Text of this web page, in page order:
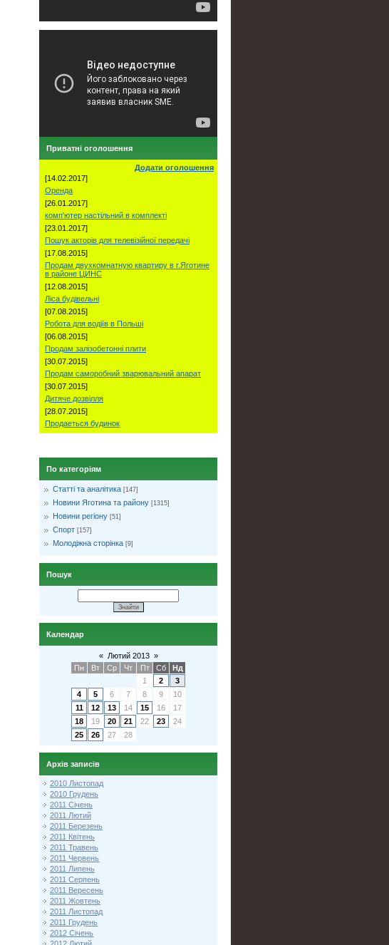
Приватні оголошення
Додати оголошення
[14.02.2017]
Оренда
[26.01.2017]
комп'ютер настільний в комплекті
[23.01.2017]
Пошук акторів для телевізійної передачі
[17.08.2015]
Продам двухкомнатную квартиру в г.Яготине
в районе ЦИНС
[12.08.2015]
Ліса будівельні
[07.08.2015]
Робота для водіїв в Польші
[06.08.2015]
Продам залізобетонні плити
[30.07.2015]
Продам саморобний зварювальний апарат
[30.07.2015]
Дитяче дозвілля
[28.07.2015]
Продаеться будинок
По категоріям
Статті та аналітика [147]
Новини Яготина та району [1315]
Новини регіону [51]
Спорт [157]
Молодіжна сторінка [9]
Пошук
Календар
« Лютий 2013 »
Пн
Вт Ср Чт Пт Сб
Нд
1
2
3
4
5 6 7 8 9
10
11
12 13 14 15 16
17
18
19 20 21 22 23
24
25
26 27 28
Архів записів
2010 Листопад
2010 Грудень
2011 Січень
2011 Лютий
2011 Березень
2011 Квітень
2011 Травень
2011 Червень
2011 Липень
2011 Серпень
2011 Вересень
2011 Жовтень
2011 Листопад
2011 Грудень
2012 Січень